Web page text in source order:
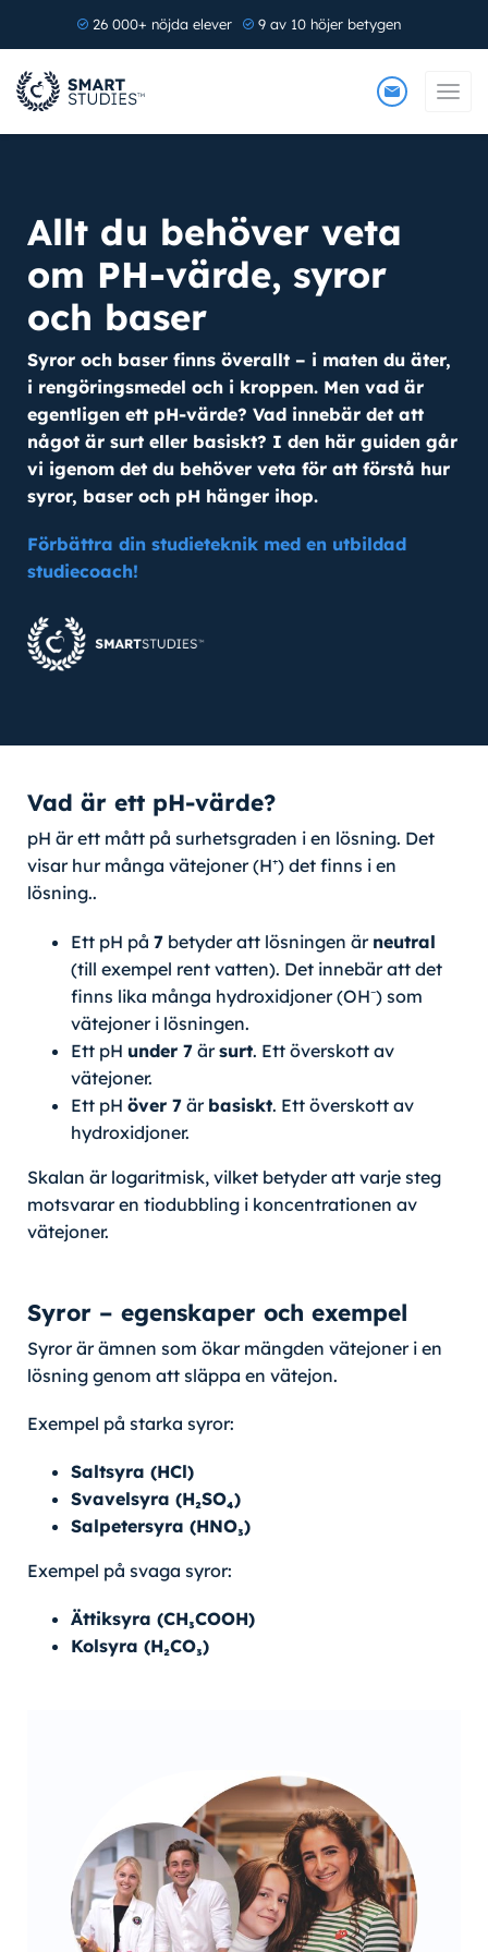
26 000+ nöjda elever 9 av 10 höjer betygen
Allt du behöver veta
om PH-värde, syror
och baser
Syror och baser finns överallt – i maten du äter,
i rengöringsmedel och i kroppen. Men vad är
egentligen ett pH-värde? Vad innebär det att
något är surt eller basiskt? I den här guiden går
vi igenom det du behöver veta för att förstå hur
syror, baser och pH hänger ihop.
Förbättra din studieteknik med en utbildad
studiecoach!
Vad är ett pH-värde?
pH är ett mått på surhetsgraden i en lösning. Det
visar hur många vätejoner (H⁺) det finns i en
lösning..
Ett pH på 7 betyder att lösningen är neutral
(till exempel rent vatten). Det innebär att det
finns lika många hydroxidjoner (OH⁻) som
vätejoner i lösningen.
Ett pH under 7 ärsurt. Ett överskott av
vätejoner.
Ett pH över 7 är basiskt. Ett överskott av
hydroxidjoner.
Skalan är logaritmisk, vilket betyder att varje steg
motsvarar en tiodubbling i koncentrationen av
vätejoner.
Syror – egenskaper och exempel
Syror är ämnen som ökar mängden vätejoner i en
lösning genom att släppa en vätejon.
Exempel på starka syror:
Saltsyra (HCl)
Svavelsyra (H₂SO₄)
Salpetersyra (HNO₃)
Exempel på svaga syror:
Ättiksyra (CH₃COOH)
Kolsyra (H₂CO₃)